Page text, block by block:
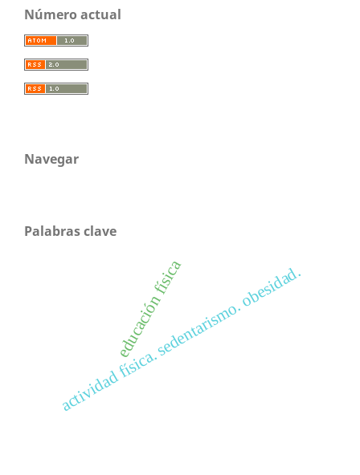
Número actual
Navegar
Palabras clave
educación física
actividad física. sedentarismo. obesidad.